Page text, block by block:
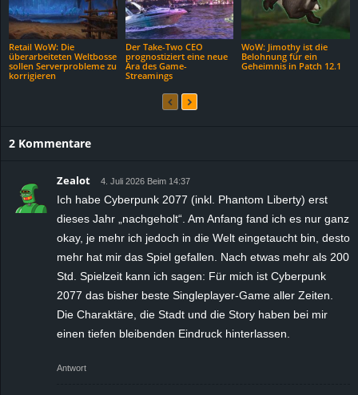
Retail WoW: Die
überarbeiteten Weltbosse
sollen Serverprobleme zu
korrigieren
Der Take-Two CEO
prognostiziert eine neue
Ära des Game-
Streamings
WoW: Jimothy ist die
Belohnung für ein
Geheimnis in Patch 12.1
2 Kommentare
Zealot 4. Juli 2026 Beim 14:37
Ich habe Cyberpunk 2077 (inkl. Phantom Liberty) erst
dieses Jahr „nachgeholt“. Am Anfang fand ich es nur ganz
okay, je mehr ich jedoch in die Welt eingetaucht bin, desto
mehr hat mir das Spiel gefallen. Nach etwas mehr als 200
Std. Spielzeit kann ich sagen: Für mich ist Cyberpunk
2077 das bisher beste Singleplayer-Game aller Zeiten.
Die Charaktäre, die Stadt und die Story haben bei mir
einen tiefen bleibenden Eindruck hinterlassen.
Antwort